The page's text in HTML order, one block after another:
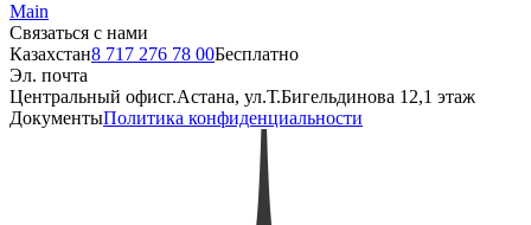
Main
Связаться с нами
Казахстан8 717 276 78 00Бесплатно
Эл. почта
Центральный офисг.Астана, ул.Т.Бигельдинова 12,1 этаж
ДокументыПолитика конфиденциальности